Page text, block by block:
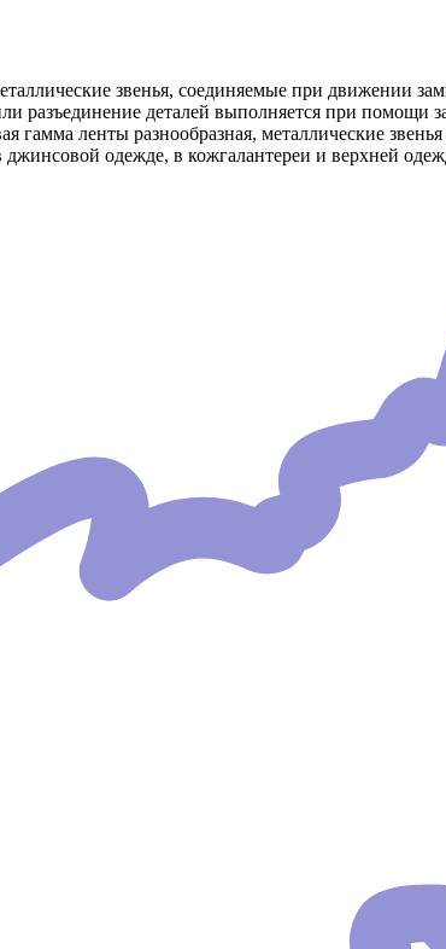
звенья, соединяемые при движении
разъединение деталей выполняется при
гамма ленты разнообразная, металлические
одежде, в кожгалантереи и верхней